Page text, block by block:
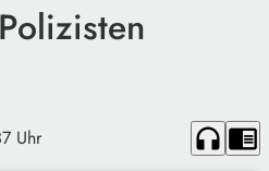
Uhr headphones chrome_reader_mode